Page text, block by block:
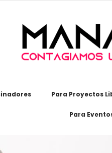
Para Proyectos
Para